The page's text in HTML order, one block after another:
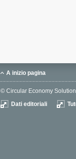
A inizio pagina
© Circular Economy
Dati editoriali